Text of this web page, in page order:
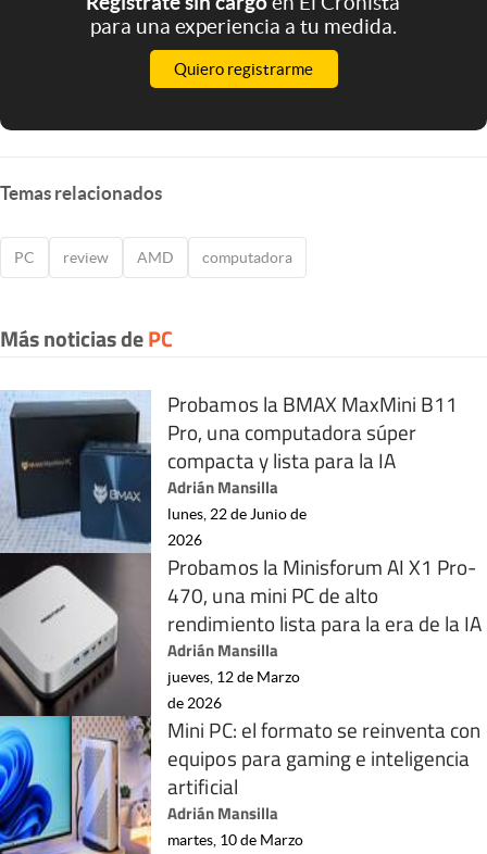
para una experiencia a tu medida.
Quiero registrarme
Temas relacionados
PC review AMD computadora
Más noticias dePC
Probamos la BMAX MaxMini B11
Pro, una computadora súper
compacta y lista para la IA
Adrián Mansilla
lunes, 22 de Junio de
2026
Probamos la Minisforum AI X1 Pro-
470, una mini PC de alto
rendimiento lista para la era de la IA
Adrián Mansilla
jueves, 12 de Marzo
de 2026
Mini PC: el formato se reinventa con
equipos para gaming e inteligencia
artificial
Adrián Mansilla
martes, 10 de Marzo